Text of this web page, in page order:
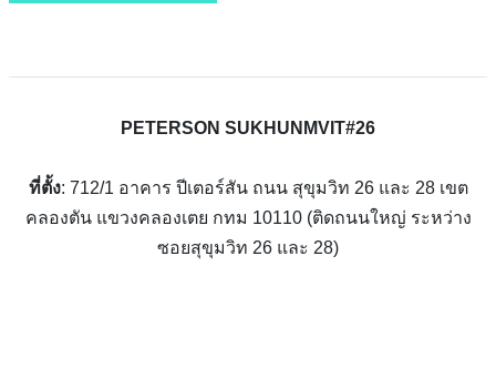
PETERSON SUKHUNMVIT#26
ที่ตั้ง: 712/1 อาคาร ปีเตอร์สัน ถนน สุขุมวิท 26 และ 28 เขต
คลองตัน แขวงคลองเตย กทม 10110 (ติดถนนใหญ่ ระหว่าง
ซอยสุขุมวิท 26 และ 28)